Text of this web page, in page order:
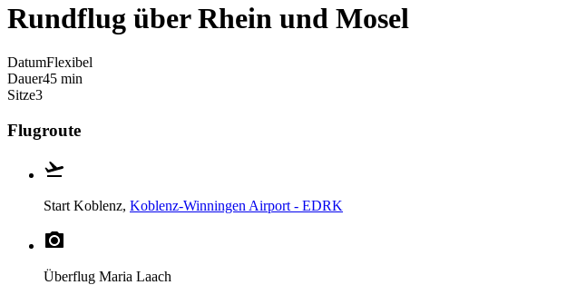
Rundflug über Rhein und Mosel
DatumFlexibel
Dauer45 min
Sitze3
Flugroute
Start Koblenz, Koblenz-Winningen Airport - EDRK
Überflug Maria Laach